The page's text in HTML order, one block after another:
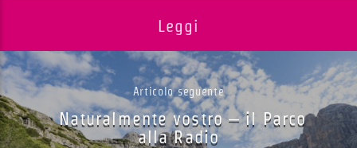
Leggi
Articolo seguente
Naturalmente vostro – il Parco
alla Radio